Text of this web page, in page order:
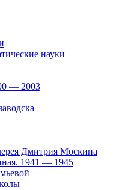
науки
— 2003
Дмитрия Москина
1941 — 1945